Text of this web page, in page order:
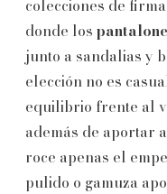
colecciones de
donde los
junto a sandalias y
elección no es
equilibrio frente al
además de aportar
roce apenas el
pulido o gamuza